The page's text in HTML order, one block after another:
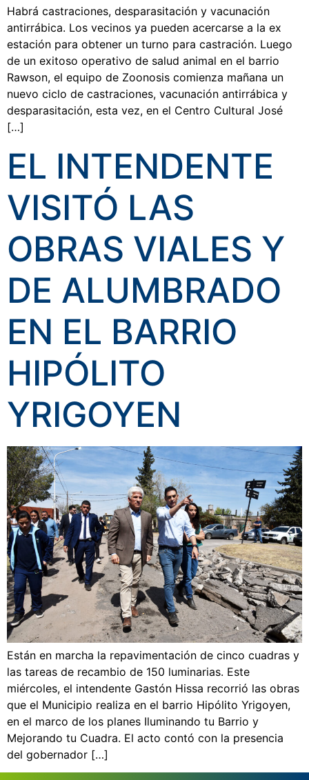
Habrá castraciones, desparasitación y vacunación
antirrábica. Los vecinos ya pueden acercarse a la ex
estación para obtener un turno para castración. Luego
de un exitoso operativo de salud animal en el barrio
Rawson, el equipo de Zoonosis comienza mañana un
nuevo ciclo de castraciones, vacunación antirrábica y
desparasitación, esta vez, en el Centro Cultural José
[…]
EL INTENDENTE
VISITÓ LAS
OBRAS VIALES Y
DE ALUMBRADO
EN EL BARRIO
HIPÓLITO
YRIGOYEN
Están en marcha la repavimentación de cinco cuadras y
las tareas de recambio de 150 luminarias. Este
miércoles, el intendente Gastón Hissa recorrió las obras
que el Municipio realiza en el barrio Hipólito Yrigoyen,
en el marco de los planes Iluminando tu Barrio y
Mejorando tu Cuadra. El acto contó con la presencia
del gobernador […]